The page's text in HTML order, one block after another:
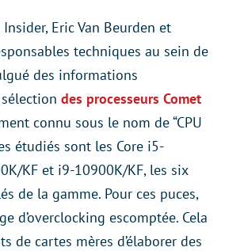
Insider, Eric Van Beurden et
techniques au sein de
des informations
des processeurs Comet
connu sous le nom de “CPU
étudiés sont les Core i5-
KF et i9-10900K/KF, les six
de la gamme. Pour ces puces,
d’overclocking escomptée. Cela
de cartes mères d’élaborer des